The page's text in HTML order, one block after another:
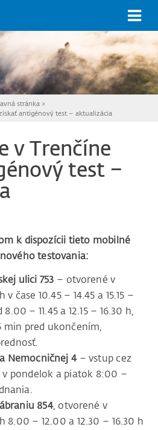
stránka >
antigénový test – aktualizácia
v Trenčíne
test –
k dispozícii tieto mobilné
testovania:
ulici 753 – otvorené v
čase 10.45 – 14.45 a 15.15 –
– 11.45 a 12.15 – 16.30 h,
min pred ukončením,
Nemocničnej 4– vstup cez
v pondelok a piatok 8:00 –
854, otvorené v
8.00 – 12.00 a 12.30 – 16.30 h